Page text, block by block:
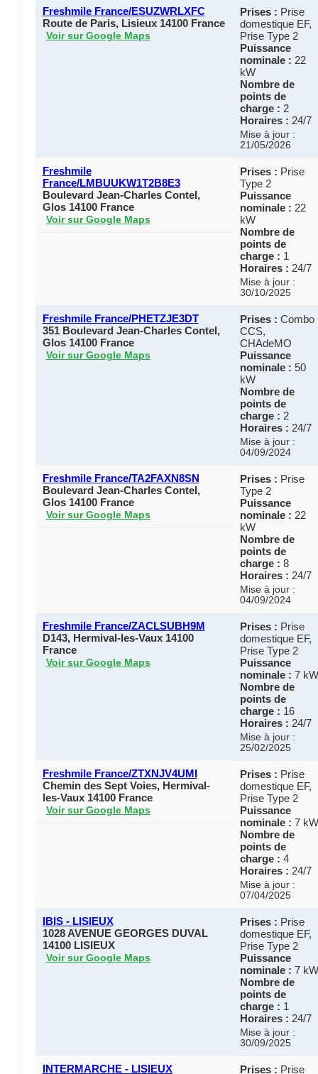
Freshmile France/ESUZWRLXFC
Route de Paris, Lisieux 14100 France
Voir sur Google Maps
Prises : Prise
domestique EF,
Prise Type 2
Puissance
nominale : 22
kW
Nombre de
points de
charge : 2
Horaires : 24/7
Mise à jour :
21/05/2026
Freshmile
France/LMBUUKW1T2B8E3
Boulevard Jean-Charles Contel,
Glos 14100 France
Voir sur Google Maps
Prises : Prise
Type 2
Puissance
nominale : 22
kW
Nombre de
points de
charge : 1
Horaires : 24/7
Mise à jour :
30/10/2025
Freshmile France/PHETZJE3DT
351 Boulevard Jean-Charles Contel,
Glos 14100 France
Voir sur Google Maps
Prises : Combo
CCS,
CHAdeMO
Puissance
nominale : 50
kW
Nombre de
points de
charge : 2
Horaires : 24/7
Mise à jour :
04/09/2024
Freshmile France/TA2FAXN8SN
Boulevard Jean-Charles Contel,
Glos 14100 France
Voir sur Google Maps
Prises : Prise
Type 2
Puissance
nominale : 22
kW
Nombre de
points de
charge : 8
Horaires : 24/7
Mise à jour :
04/09/2024
Freshmile France/ZACLSUBH9M
D143, Hermival-les-Vaux 14100
France
Voir sur Google Maps
Prises : Prise
domestique EF,
Prise Type 2
Puissance
nominale : 7 kW
Nombre de
points de
charge : 16
Horaires : 24/7
Mise à jour :
25/02/2025
Freshmile France/ZTXNJV4UMI
Chemin des Sept Voies, Hermival-
les-Vaux 14100 France
Voir sur Google Maps
Prises : Prise
domestique EF,
Prise Type 2
Puissance
nominale : 7 kW
Nombre de
points de
charge : 4
Horaires : 24/7
Mise à jour :
07/04/2025
IBIS - LISIEUX
1028 AVENUE GEORGES DUVAL
14100 LISIEUX
Voir sur Google Maps
Prises : Prise
domestique EF,
Prise Type 2
Puissance
nominale : 7 kW
Nombre de
points de
charge : 1
Horaires : 24/7
Mise à jour :
30/09/2025
INTERMARCHE - LISIEUX Prises : Prise